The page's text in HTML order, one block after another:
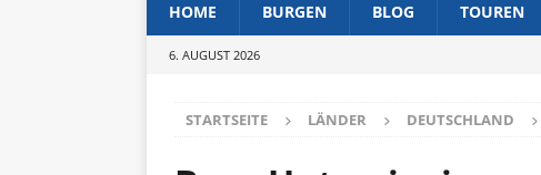
HOME BURGEN BLOG TOUREN
6. AUGUST 2026
STARTSEITE LÄNDER DEUTSCHLAND